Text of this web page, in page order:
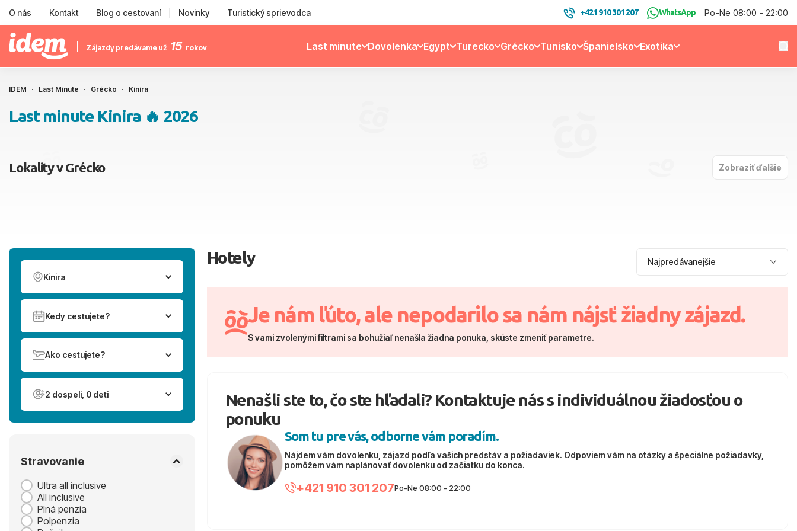
O nás Kontakt Blog o cestovaní Novinky Turistický sprievodca +421 910 301 207 WhatsApp Po-Ne 08:00 - 22:00
Zájazdy predávame už 15 rokov Last minute Dovolenka Egypt Turecko Grécko Tunisko Španielsko Exotika
IDEM Last Minute Grécko Kinira
Last minute Kinira 🔥 2026
Lokality v Grécko Zobraziť ďalšie
Kinira
Kedy cestujete?
Ako cestujete?
2 dospelí, 0 deti
Stravovanie
Ultra all inclusive
All inclusive
Plná penzia
Polpenzia
Hotely
Je nám ľúto, ale nepodarilo sa nám nájsť žiadny zájazd.
S vami zvolenými filtrami sa bohužiaľ nenašla žiadna ponuka, skúste zmeniť parametre.
Nenašli ste to, čo ste hľadali? Kontaktuje nás s individuálnou žiadosťou o
ponuku
Som tu pre vás, odborne vám poradím.
Nájdem vám dovolenku, zájazd podľa vašich predstáv a požiadaviek. Odpoviem vám na otázky a špeciálne požiadavky,
pomôžem vám naplánovať dovolenku od začiatku do konca.
+421 910 301 207Po-Ne 08:00 - 22:00